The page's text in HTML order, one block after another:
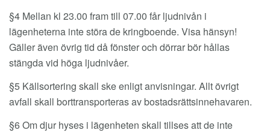
§4 Mellan kl 23.00 fram till 07.00 får ljudnivån i
lägenheterna inte störa de kringboende. Visa hänsyn!
Gäller även övrig tid då fönster och dörrar bör hållas
stängda vid höga ljudnivåer.
§5 Källsortering skall ske enligt anvisningar. Allt övrigt
avfall skall borttransporteras av bostadsrättsinnehavaren.
§6 Om djur hyses i lägenheten skall tillses att de inte